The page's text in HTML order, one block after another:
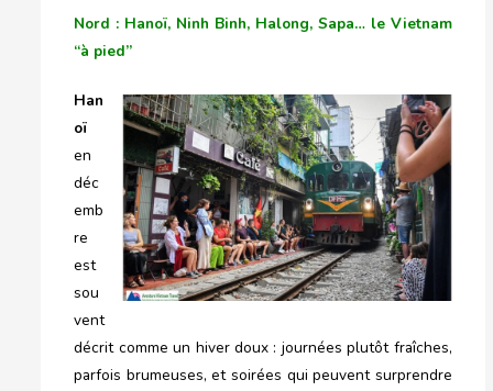
Nord : Hanoï, Ninh Binh, Halong, Sapa… le Vietnam
“à pied”
Han
oï
en
déc
emb
re
est
sou
vent
décrit comme un hiver doux : journées plutôt fraîches,
parfois brumeuses, et soirées qui peuvent surprendre